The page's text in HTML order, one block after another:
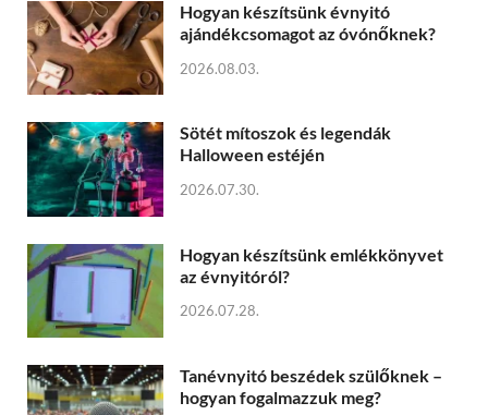
Hogyan készítsünk évnyitó
ajándékcsomagot az óvónőknek?
2026.08.03.
Sötét mítoszok és legendák
Halloween estéjén
2026.07.30.
Hogyan készítsünk emlékkönyvet
az évnyitóról?
2026.07.28.
Tanévnyitó beszédek szülőknek –
hogyan fogalmazzuk meg?